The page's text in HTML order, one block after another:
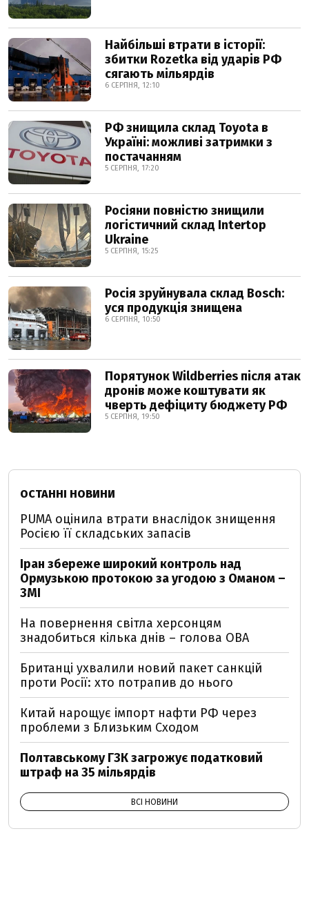
Найбільші втрати в історії:
збитки Rozetka від ударів РФ
сягають мільярдів
6 СЕРПНЯ, 12:10
РФ знищила склад Toyota в
Україні: можливі затримки з
постачанням
5 СЕРПНЯ, 17:20
Росіяни повністю знищили
логістичний склад Intertop
Ukraine
5 СЕРПНЯ, 15:25
Росія зруйнувала склад Bosch:
уся продукція знищена
6 СЕРПНЯ, 10:50
Порятунок Wildberries після атак
дронів може коштувати як
чверть дефіциту бюджету РФ
5 СЕРПНЯ, 19:50
ОСТАННІ НОВИНИ
PUMA оцінила втрати внаслідок знищення
Росією її складських запасів
Іран збереже широкий контроль над
Ормузькою протокою за угодою з Оманом –
ЗМІ
На повернення світла херсонцям
знадобиться кілька днів – голова ОВА
Британці ухвалили новий пакет санкцій
проти Росії: хто потрапив до нього
Китай нарощує імпорт нафти РФ через
проблеми з Близьким Сходом
Полтавському ГЗК загрожує податковий
штраф на 35 мільярдів
ВСІ НОВИНИ